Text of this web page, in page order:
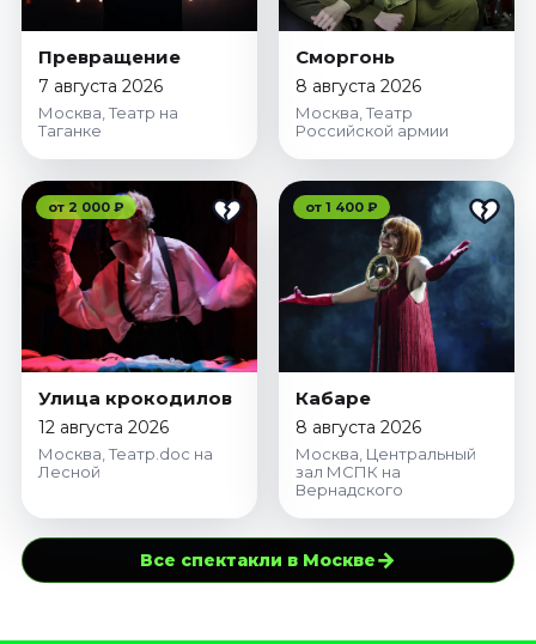
Превращение
7 августа 2026
Москва, Театр на
Таганке
Сморгонь
8 августа 2026
Москва, Театр
Российской армии
от 2 000 ₽
Улица крокодилов
12 августа 2026
Москва, Театр.doc на
Лесной
от 1 400 ₽
Кабаре
8 августа 2026
Москва, Центральный
зал МСПК на
Вернадского
Все спектакли в Москве→